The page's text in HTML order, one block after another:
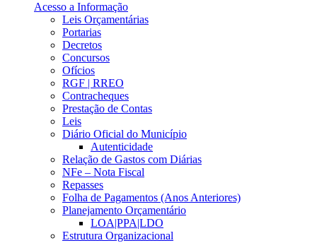
Acesso a Informação
Leis Orçamentárias
Portarias
Decretos
Concursos
Ofícios
RGF | RREO
Contracheques
Prestação de Contas
Leis
Diário Oficial do Município
Autenticidade
Relação de Gastos com Diárias
NFe – Nota Fiscal
Repasses
Folha de Pagamentos (Anos Anteriores)
Planejamento Orçamentário
LOA|PPA|LDO
Estrutura Organizacional